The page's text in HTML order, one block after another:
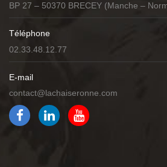
BP 27 – 50370 BRECEY (Manche –
Téléphone
02.33.48.12.77
E-mail
contact@lachaiseronne.com